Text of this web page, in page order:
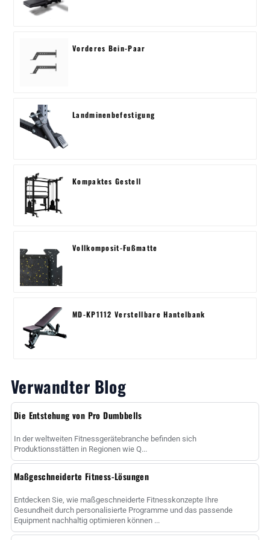
Vorderes Bein-Paar
Landminenbefestigung
Kompaktes Gestell
Vollkomposit-Fußmatte
MD-KP1112 Verstellbare Hantelbank
Verwandter Blog
Die Entstehung von Pro Dumbbells
In der weltweiten Fitnessgerätebranche befinden sich
Produktionsstätten in Regionen wie Q...
Maßgeschneiderte Fitness-Lösungen
Entdecken Sie, wie maßgeschneiderte Fitnesskonzepte Ihre
Gesundheit durch personalisierte Programme und das passende
Equipment nachhaltig optimieren können ...